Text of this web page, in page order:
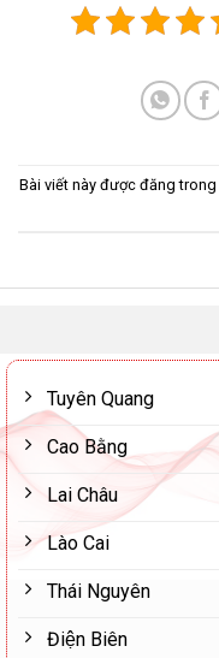
Bài viết này được đăng trong
Tuyên Quang
Cao Bằng
Lai Châu
Lào Cai
Thái Nguyên
Điện Biên